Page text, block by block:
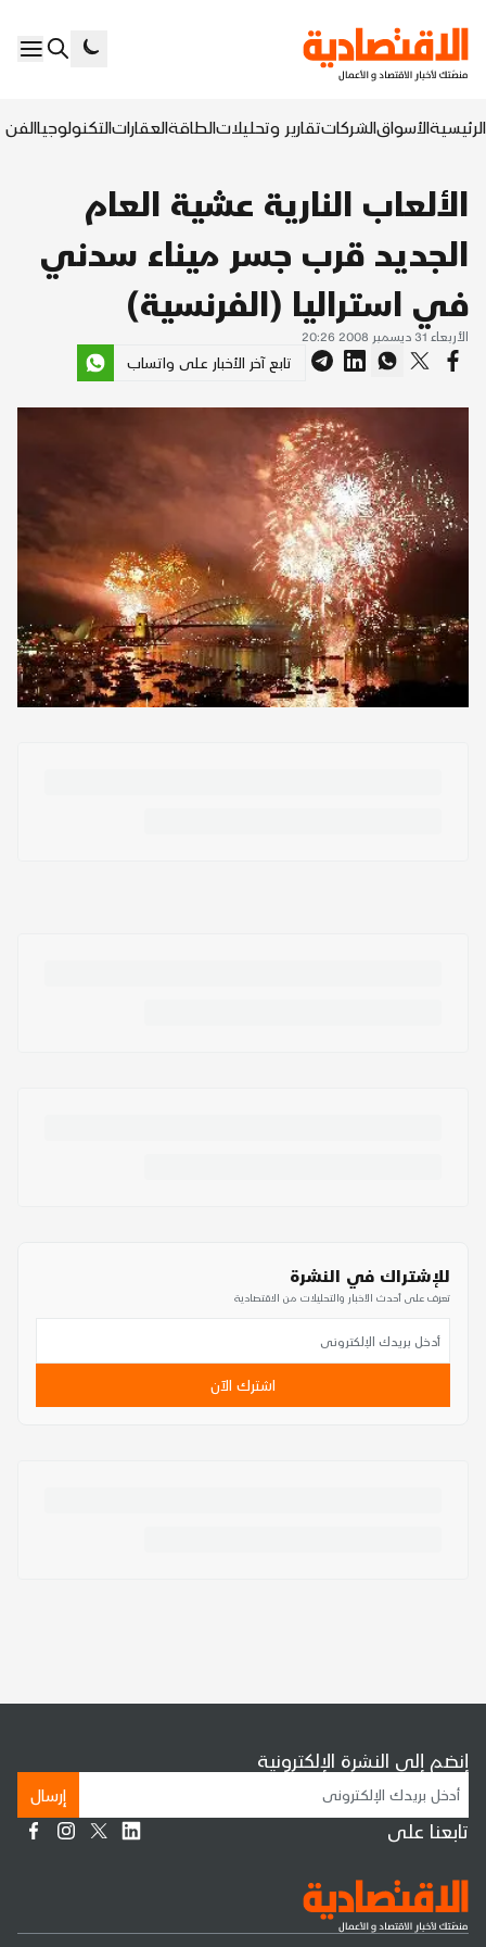
الرئيسيةالأسواقالشركاتتقارير وتحليلاتالطاقةالعقاراتالتكنولوجياالفن
الألعاب النارية عشية العام
الجديد قرب جسر ميناء سدني
في استراليا (الفرنسية)
الأربعاء 31 ديسمبر 2008 20:26
تابع آخر الأخبار على واتساب
للإشتراك في النشرة
تعرف على أحدث الأخبار والتحليلات من الاقتصادية
اشترك الآن
إنضم إلى النشرة الإلكترونية
إرسال
تابعنا على